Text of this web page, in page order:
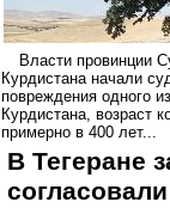
Власти провинции
Курдистана начали
повреждения одного
Курдистана, возраст
примерно в 400 лет...
В Тегеране